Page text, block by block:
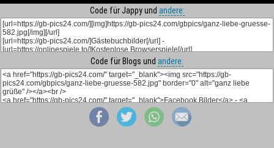
Code für Jappy und andere:
Code für Blogs und andere: